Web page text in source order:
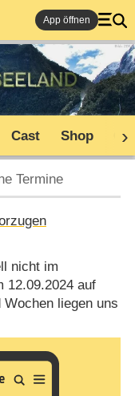
App öffnen
Cast Shop
Termine
nicht im
12.09.2024 auf
liegen uns